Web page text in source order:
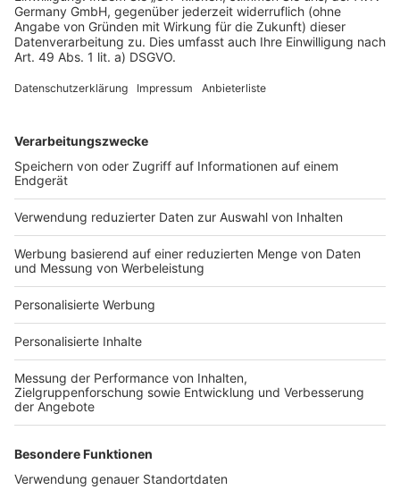
Datenschutz
Impressum
Services
Bauprojekt-Quiz
Häuser-Suche
Hausanbieter-Suche
Bauprojekt-Profil
Für Unternehmen
Ihre Baufirma auf bauen.de
Kostenloses Infogespräch